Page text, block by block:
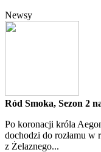
Newsy
Ród Smoka, Sezon 2
Po koronacji króla
dochodzi do rozłamu w
z Żelaznego...